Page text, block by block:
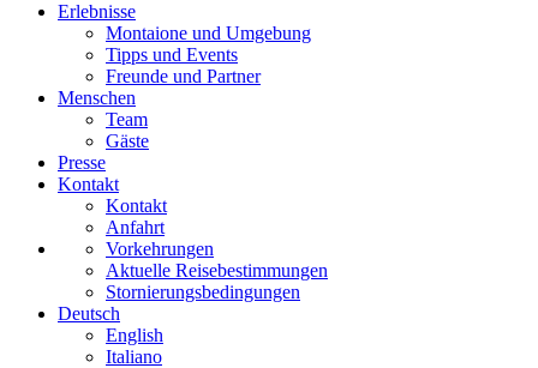
Erlebnisse
Montaione und Umgebung
Tipps und Events
Freunde und Partner
Menschen
Team
Gäste
Presse
Kontakt
Kontakt
Anfahrt
Vorkehrungen
Aktuelle Reisebestimmungen
Stornierungsbedingungen
Deutsch
English
Italiano